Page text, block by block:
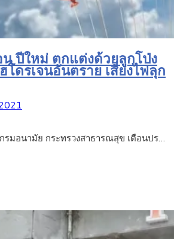
ปีใหม่ ตกแต่งด้วยลูกโป่ง
ดรเจนอันตราย เสี่ยงไฟลุก
กรมอนามัย กระทรวงสาธารณสุข เตือนปร…